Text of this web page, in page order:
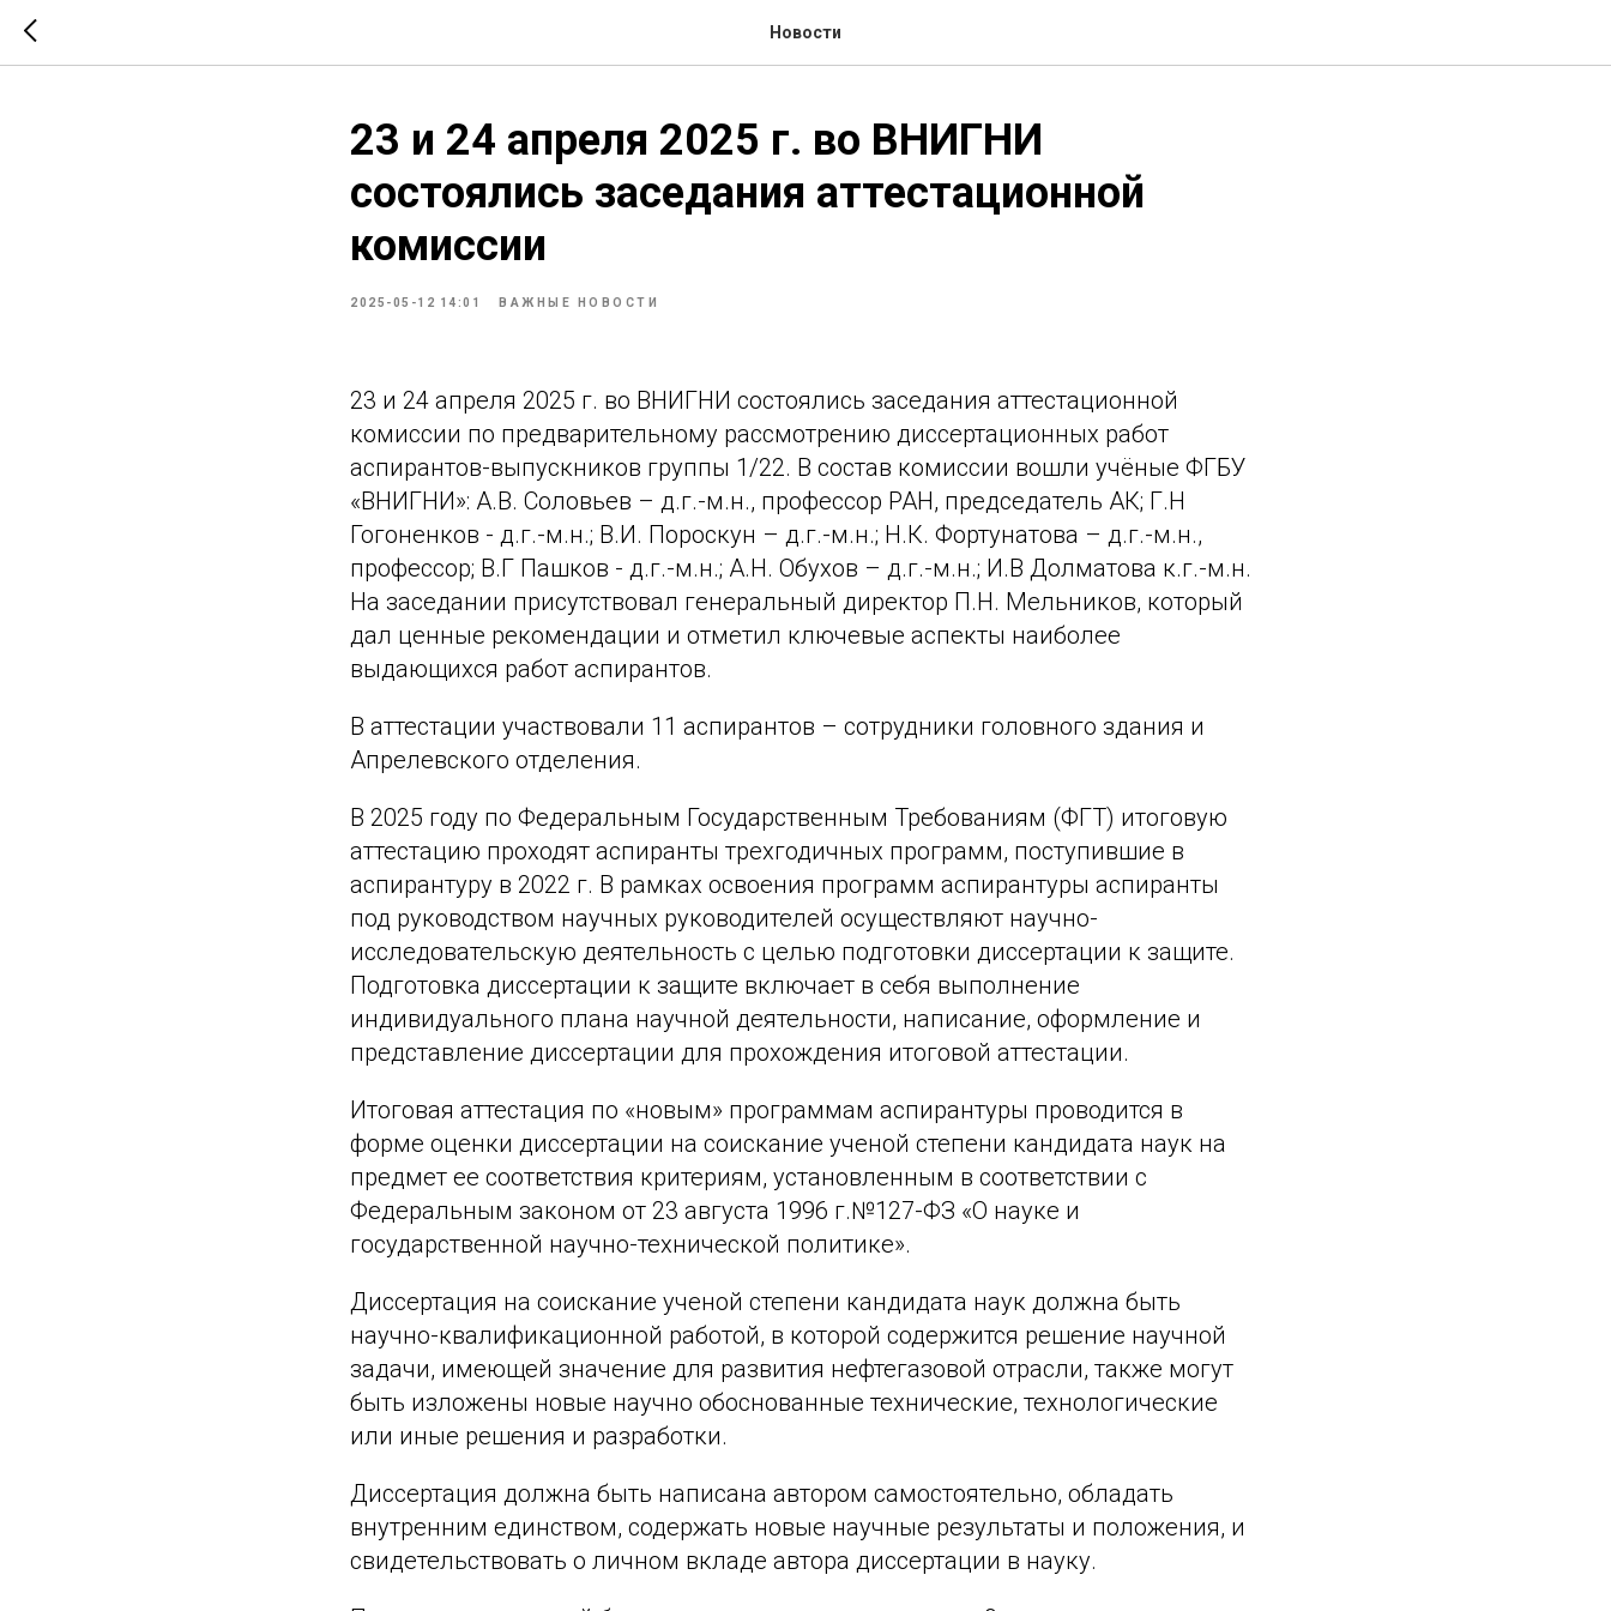
Новости
23 и 24 апреля 2025 г. во ВНИГНИ
состоялись заседания аттестационной
комиссии
2025-05-12 14:01 ВАЖНЫЕ НОВОСТИ
23 и 24 апреля 2025 г. во ВНИГНИ состоялись заседания аттестационной
комиссии по предварительному рассмотрению диссертационных работ
аспирантов-выпускников группы 1/22. В состав комиссии вошли учёные ФГБУ
«ВНИГНИ»: А.В. Соловьев – д.г.-м.н., профессор РАН, председатель АК; Г.Н
Гогоненков - д.г.-м.н.; В.И. Пороскун – д.г.-м.н.; Н.К. Фортунатова – д.г.-м.н.,
профессор; В.Г Пашков - д.г.-м.н.; А.Н. Обухов – д.г.-м.н.; И.В Долматова к.г.-м.н.
На заседании присутствовал генеральный директор П.Н. Мельников, который
дал ценные рекомендации и отметил ключевые аспекты наиболее
выдающихся работ аспирантов.
В аттестации участвовали 11 аспирантов – сотрудники головного здания и
Апрелевского отделения.
В 2025 году по Федеральным Государственным Требованиям (ФГТ) итоговую
аттестацию проходят аспиранты трехгодичных программ, поступившие в
аспирантуру в 2022 г. В рамках освоения программ аспирантуры аспиранты
под руководством научных руководителей осуществляют научно-
исследовательскую деятельность с целью подготовки диссертации к защите.
Подготовка диссертации к защите включает в себя выполнение
индивидуального плана научной деятельности, написание, оформление и
представление диссертации для прохождения итоговой аттестации.
Итоговая аттестация по «новым» программам аспирантуры проводится в
форме оценки диссертации на соискание ученой степени кандидата наук на
предмет ее соответствия критериям, установленным в соответствии с
Федеральным законом от 23 августа 1996 г.№127-ФЗ «О науке и
государственной научно-технической политике».
Диссертация на соискание ученой степени кандидата наук должна быть
научно-квалификационной работой, в которой содержится решение научной
задачи, имеющей значение для развития нефтегазовой отрасли, также могут
быть изложены новые научно обоснованные технические, технологические
или иные решения и разработки.
Диссертация должна быть написана автором самостоятельно, обладать
внутренним единством, содержать новые научные результаты и положения, и
свидетельствовать о личном вкладе автора диссертации в науку.